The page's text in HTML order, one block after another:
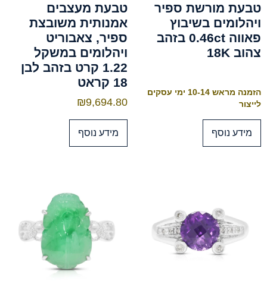
טבעת מורשת ספיר
ויהלומים בשיבוץ
פאווה 0.46ct בזהב
צהוב 18K
הזמנה מראש 10-14 ימי עסקים
לייצור
מידע נוסף
טבעת מעצבים
אמנותית משובצת
ספיר, צאבוריט
ויהלומים במשקל
1.22 קרט בזהב לבן
18 קראט
₪9,694.80
מידע נוסף